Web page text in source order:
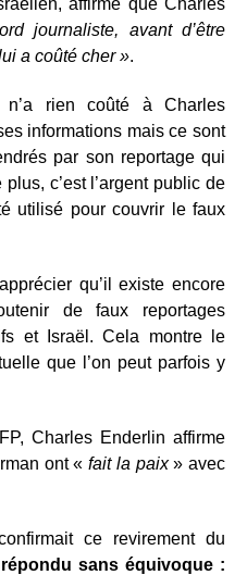
journaliste, avant d’être
a coûté cher ».
rien coûté à Charles
informations mais ce sont
par son reportage qui
c’est l’argent public de
utilisé pour couvrir le faux
qu’il existe encore
de faux reportages
et Israël. Cela montre le
que l’on peut parfois y
Charles Enderlin affirme
ont « fait la paix» avec
ce revirement du
sans équivoque :